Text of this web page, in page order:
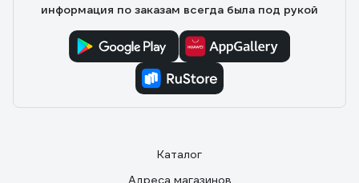
информация по заказам всегда была под рукой
Каталог
Адреса магазинов